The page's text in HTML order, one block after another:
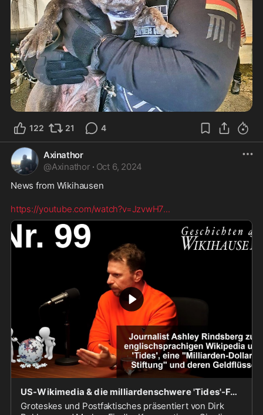
122 21 4
Axinathor
@Axinathor · Oct 6, 2024
News from Wikihausen
https://youtube.com/watch?v=JzvwH7...
US-Wikimedia & die milliardenschwere 'Tides'-Foundation, A. Rindsberg im Interview | #99 Wikiha
Groteskes und Postfaktisches präsentiert von Dirk